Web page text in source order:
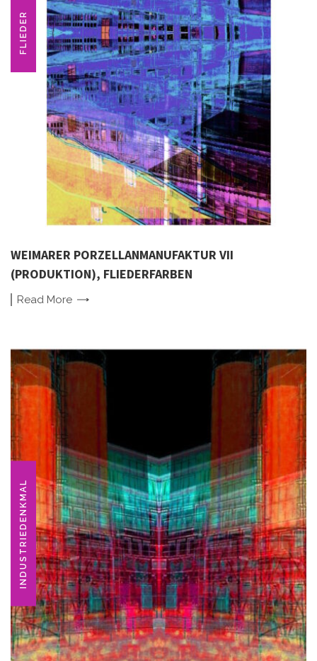
FLIEDER
WEIMARER PORZELLANMANUFAKTUR VII
(PRODUKTION), FLIEDERFARBEN
Read More
INDUSTRIEDENKMAL